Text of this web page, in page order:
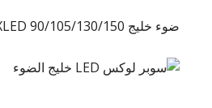
ضوء خليج SuperLUXLED 90/105/130/150 واط